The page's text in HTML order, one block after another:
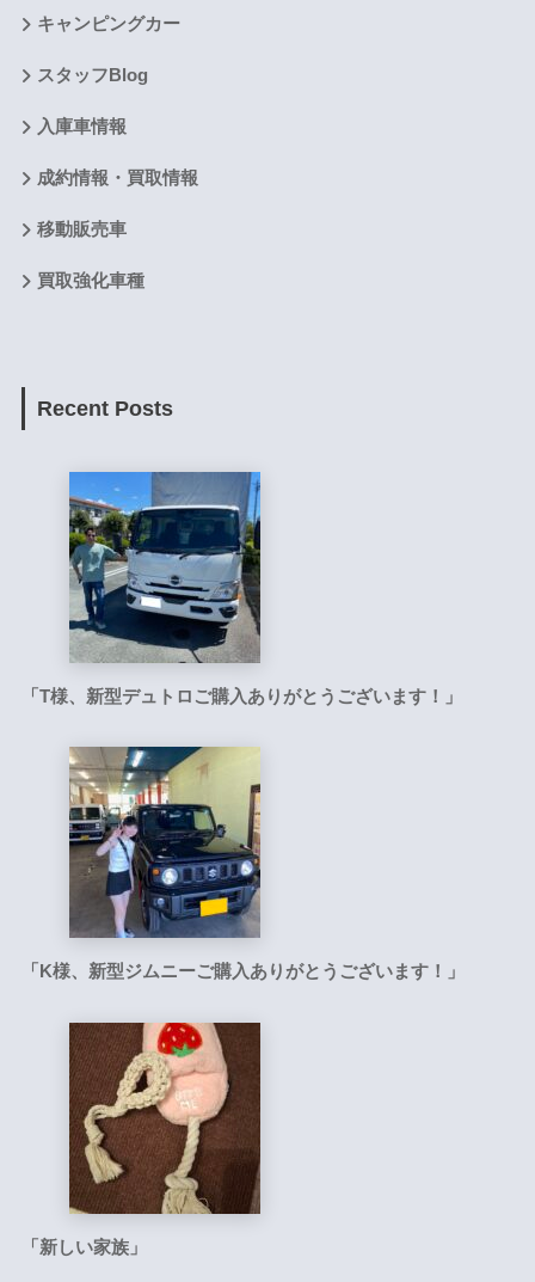
キャンピングカー
スタッフBlog
入庫車情報
成約情報・買取情報
移動販売車
買取強化車種
Recent Posts
「T様、新型デュトロご購入ありがとうございます！」
「K様、新型ジムニーご購入ありがとうございます！」
「新しい家族」